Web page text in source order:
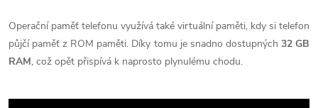
Operační paměť telefonu využívá také virtuální paměti, kdy si telefon
půjčí paměť z ROM paměti. Díky tomu je snadno dostupných 32 GB
RAM, což opět přispívá k naprosto plynulému chodu.